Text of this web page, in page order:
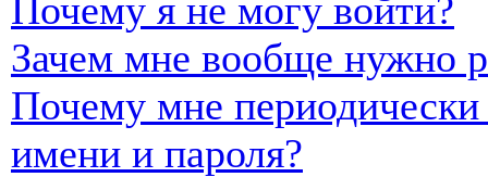
Почему я не могу войти?
Зачем мне вообще нужно
Почему мне периодически
имени и пароля?